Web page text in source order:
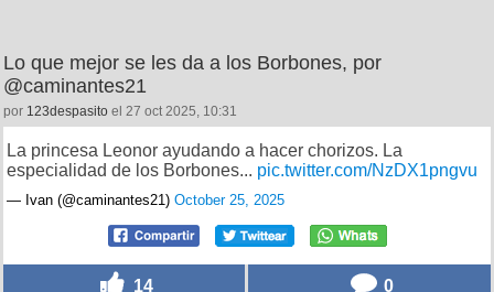
Lo que mejor se les da a los Borbones, por
@caminantes21
por 123despasito el 27 oct 2025, 10:31
La princesa Leonor ayudando a hacer chorizos. La
especialidad de los Borbones... pic.twitter.com/NzDX1pngvu
— Ivan (@caminantes21) October 25, 2025
14 0